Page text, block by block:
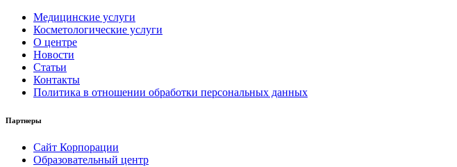
Медицинские услуги
Косметологические услуги
О центре
Новости
Статьи
Контакты
Политика в отношении обработки персональных данных
Партнеры
Сайт Корпорации
Образовательный центр